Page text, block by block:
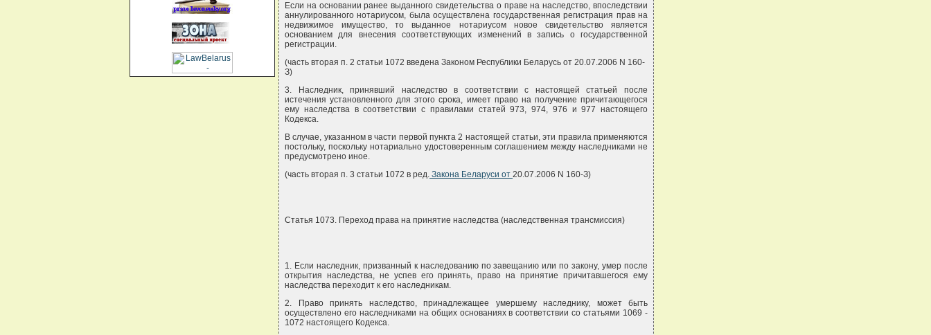
Если на основании ранее выданного свидетельства о праве на наследство, впоследствии
аннулированного нотариусом, была осуществлена государственная регистрация прав на
недвижимое имущество, то выданное нотариусом новое свидетельство является
основанием для внесения соответствующих изменений в запись о государственной
регистрации.
(часть вторая п. 2 статьи 1072 введена Законом Республики Беларусь от 20.07.2006 N 160-
З)
3. Наследник, принявший наследство в соответствии с настоящей статьей после
истечения установленного для этого срока, имеет право на получение причитающегося
ему наследства в соответствии с правилами статей 973, 974, 976 и 977 настоящего
Кодекса.
В случае, указанном в части первой пункта 2 настоящей статьи, эти правила применяются
постольку, поскольку нотариально удостоверенным соглашением между наследниками не
предусмотрено иное.
(часть вторая п. 3 статьи 1072 в ред. Закона Беларуси от 20.07.2006 N 160-З)
Статья 1073. Переход права на принятие наследства (наследственная трансмиссия)
1. Если наследник, призванный к наследованию по завещанию или по закону, умер после
открытия наследства, не успев его принять, право на принятие причитавшегося ему
наследства переходит к его наследникам.
2. Право принять наследство, принадлежащее умершему наследнику, может быть
осуществлено его наследниками на общих основаниях в соответствии со статьями 1069 -
1072 настоящего Кодекса.